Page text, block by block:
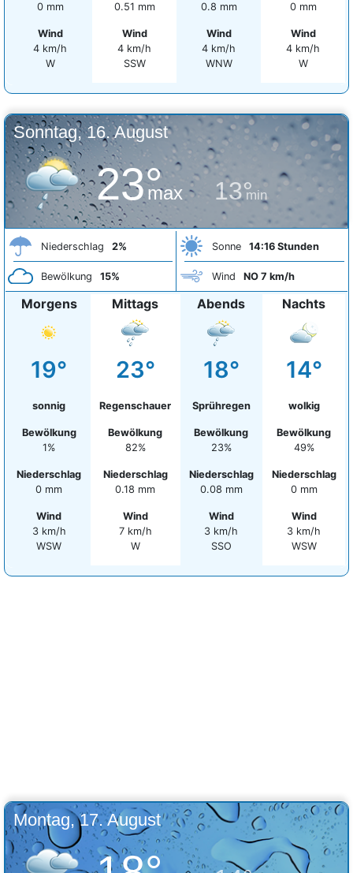
0 mm
Wind
4 km/h
W
0.51 mm
Wind
4 km/h
SSW
0.8 mm
Wind
4 km/h
WNW
0 mm
Wind
4 km/h
W
Sonntag, 16. August
23°
max 13°
min
Niederschlag 2%
Bewölkung 15%
Sonne 14:16 Stunden
Wind NO 7 km/h
Morgens
19°
sonnig
Bewölkung
1%
Niederschlag
0 mm
Wind
3 km/h
WSW
Mittags
23°
Regenschauer
Bewölkung
82%
Niederschlag
0.18 mm
Wind
7 km/h
W
Abends
18°
Sprühregen
Bewölkung
23%
Niederschlag
0.08 mm
Wind
3 km/h
SSO
Nachts
14°
wolkig
Bewölkung
49%
Niederschlag
0 mm
Wind
3 km/h
WSW
Montag, 17. August